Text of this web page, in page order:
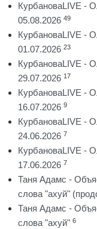
КурбановаLIVE -
05.08.2026 49
КурбановаLIVE -
01.07.2026 23
КурбановаLIVE -
29.07.2026 17
КурбановаLIVE -
16.07.2026 9
КурбановаLIVE -
24.06.2026 7
КурбановаLIVE -
17.06.2026 7
Таня Адамс -
слова "ахуй"
Таня Адамс -
слова "ахуй" 6